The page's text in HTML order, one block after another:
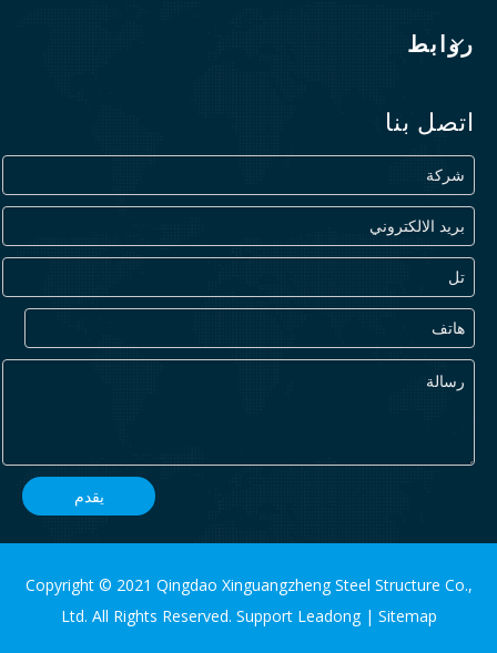
روابط
اتصل بنا
يقدم
Copyright © 2021 Qingdao Xinguangzheng Steel Structure Co.,
Ltd. All Rights Reserved. Support Leadong | Sitemap